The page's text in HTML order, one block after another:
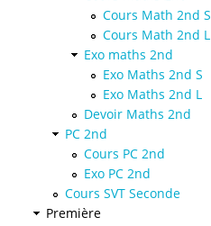
Cours Math 2nd S
Cours Math 2nd L
Exo maths 2nd
Exo Maths 2nd S
Exo Maths 2nd L
Devoir Maths 2nd
PC 2nd
Cours PC 2nd
Exo PC 2nd
Cours SVT Seconde
Première